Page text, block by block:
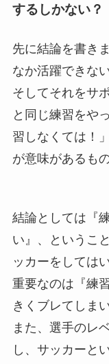
するしかない？
先に結論を書き
なか活躍できな
そしてそれをサ
と同じ練習をや
習しなくては！
が意味があるも
結論としては『
い』、というこ
ッカーをしては
重要なのは『練
きくブレてしま
また、選手のレ
し、サッカーと